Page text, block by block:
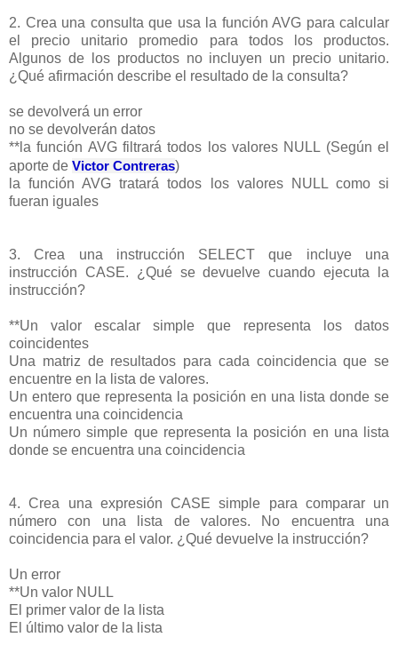
2. Crea una consulta que usa la función AVG para calcular
el precio unitario promedio para todos los productos.
Algunos de los productos no incluyen un precio unitario.
¿Qué afirmación describe el resultado de la consulta?
se devolverá un error
no se devolverán datos
**la función AVG filtrará todos los valores NULL (Según el
aporte de Victor Contreras)
la función AVG tratará todos los valores NULL como si
fueran iguales
3. Crea una instrucción SELECT que incluye una
instrucción CASE. ¿Qué se devuelve cuando ejecuta la
instrucción?
**Un valor escalar simple que representa los datos
coincidentes
Una matriz de resultados para cada coincidencia que se
encuentre en la lista de valores.
Un entero que representa la posición en una lista donde se
encuentra una coincidencia
Un número simple que representa la posición en una lista
donde se encuentra una coincidencia
4. Crea una expresión CASE simple para comparar un
número con una lista de valores. No encuentra una
coincidencia para el valor. ¿Qué devuelve la instrucción?
Un error
**Un valor NULL
El primer valor de la lista
El último valor de la lista